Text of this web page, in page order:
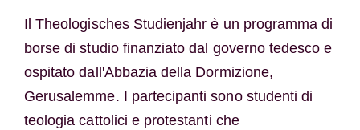
Il Theologisches Studienjahr è un programma di
borse di studio finanziato dal governo tedesco e
ospitato dall'Abbazia della Dormizione,
Gerusalemme. I partecipanti sono studenti di
teologia cattolici e protestanti che